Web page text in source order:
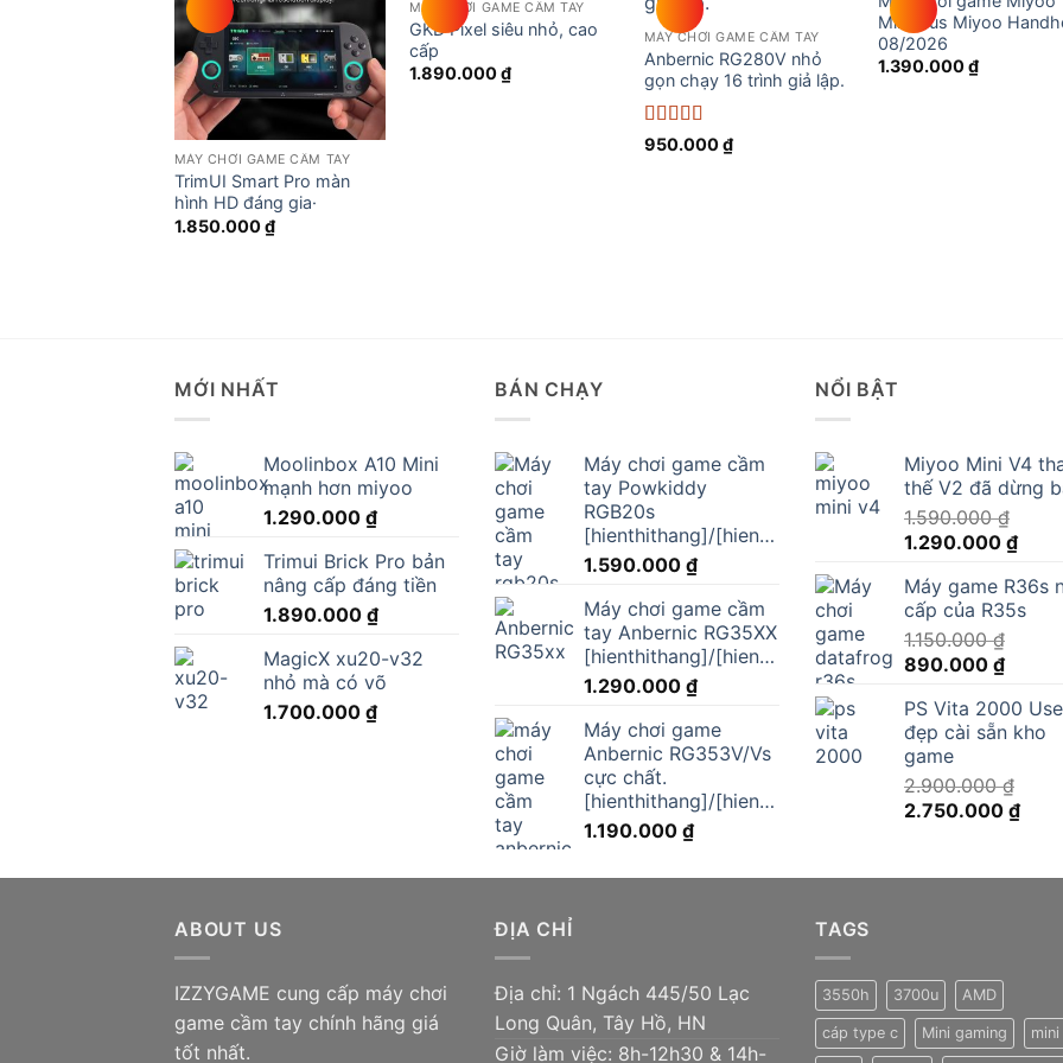
wishlist
MÁY CHƠI GAME CẦM TAY
TrimUI Smart Pro màn
hình HD đáng gia·
1.850.000₫
wishlist
MÁY CHƠI GAME CẦM TAY
GKD Pixel siêu nhỏ, cao
cấp
1.890.000₫
MÁY CHƠI GAME CẦM TAY
Anbernic RG280V nhỏ
gọn chạy 16 trình giả lập.
Được xếp
5 sao
950.000₫
wishlist
Mini Plus Miyoo
08/2026
1.390.000₫
MỚI NHẤT
Moolinbox A10 Mini
mạnh hơn miyoo
1.290.000 ₫
Trimui Brick Pro bản
nâng cấp đáng tiền
1.890.000 ₫
MagicX xu20-v32
nhỏ mà có võ
1.700.000 ₫
BÁN CHẠY
Máy chơi game cầm
tay Powkiddy
RGB20s
[hienthithang]/[hienthinam]
1.590.000 ₫
Máy chơi game cầm
tay Anbernic RG35XX
[hienthithang]/[hienthinam]
1.290.000 ₫
Máy chơi game
Anbernic RG353V/Vs
cực chất.
[hienthithang]/[hienthinam]
1.190.000 ₫
NỔI BẬT
Miyoo Mini V4
thế V2 đã dừng
1.590.000₫
Giá
là:
1.590.000 ₫.
1.290.000 ₫Giá
tại
là:
Máy game R36s
cấp của R35s
1.150.000₫
Giá
là:
1.150.000 ₫.
890.000 ₫Giá
tại
là:
PS Vita 2000
đẹp cài sẵn kho
game
2.900.000₫
Giá
2.900.000 ₫.
2.750.000 ₫Giá
là:
ABOUT US
IZZYGAME cung cấp máy chơi
game cầm tay chính hãng giá
tốt nhất.
ĐỊA CHỈ
Địa chỉ: 1 Ngách 445/50 Lạc
Long Quân, Tây Hồ, HN
Giờ làm việc: 8h-12h30 & 14h-
TAGS
3550h 3700u AMD
cáp type c Mini gaming